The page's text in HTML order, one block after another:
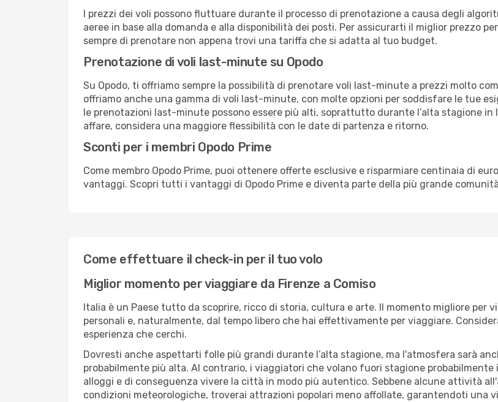
I prezzi dei voli possono fluttuare durante il processo di prenotazione a causa degli
aeree in base alla domanda e alla disponibilità dei posti. Per assicurarti il miglior prezzo
sempre di prenotare non appena trovi una tariffa che si adatta al tuo budget.
Prenotazione di voli last-minute su Opodo
Su Opodo, ti offriamo sempre la possibilità di prenotare voli last-minute a prezzi molto
offriamo anche una gamma di voli last-minute, con molte opzioni per soddisfare le tue
le prenotazioni last-minute possono essere più alti, soprattutto durante l’alta stagione
affare, considera una maggiore flessibilità con le date di partenza e ritorno.
Sconti per i membri Opodo Prime
Come membro Opodo Prime, puoi ottenere offerte esclusive e risparmiare centinaia di
vantaggi. Scopri tutti i vantaggi di Opodo Prime e diventa parte della più grande
Come effettuare il check-in per il tuo volo
Miglior momento per viaggiare da Firenze a Comiso
Italia è un Paese tutto da scoprire, ricco di storia, cultura e arte. Il momento migliore per
personali e, naturalmente, dal tempo libero che hai effettivamente per viaggiare.
esperienza che cerchi.
Dovresti anche aspettarti folle più grandi durante l’alta stagione, ma l'atmosfera sarà
probabilmente più alta. Al contrario, i viaggiatori che volano fuori stagione
alloggi e di conseguenza vivere la città in modo più autentico. Sebbene alcune attività
condizioni meteorologiche, troverai attrazioni popolari meno affollate, garantendoti una